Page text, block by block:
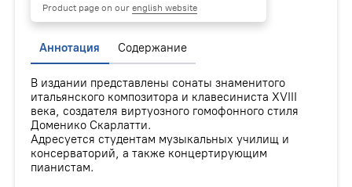
Product page on ourenglish website
Аннотация Содержание
В издании представлены сонаты знаменитого
итальянского композитора и клавесиниста XVIII
века, создателя виртуозного гомофонного стиля
Доменико Скарлатти.
Адресуется студентам музыкальных училищ и
консерваторий, а также концертирующим
пианистам.